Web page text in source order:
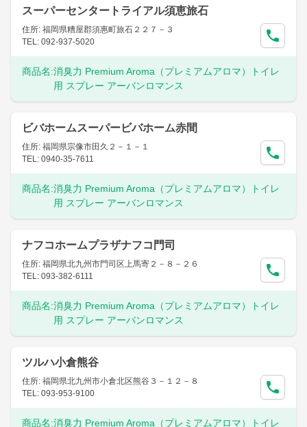
スーパーセンタートライアル須恵旅石
住所: 福岡県糟屋郡須惠町旅石２２７－３
TEL: 092-937-5020
商品名:消臭力 Premium Aroma（プレミアムアロマ）トイレ
用 スプレー アーバンロマンス
ビバホームスーパービバホーム赤間
住所: 福岡県宗像市田久２－１－１
TEL: 0940-35-7611
商品名:消臭力 Premium Aroma（プレミアムアロマ）トイレ
用 スプレー アーバンロマンス
ナフコホームプラザナフコ門司
住所: 福岡県北九州市門司区上馬寄２－８－２６
TEL: 093-382-6111
商品名:消臭力 Premium Aroma（プレミアムアロマ）トイレ
用 スプレー アーバンロマンス
ツルハ小倉熊谷
住所: 福岡県北九州市小倉北区熊谷３－１２－８
TEL: 093-953-9100
商品名:消臭力 Premium Aroma（プレミアムアロマ）トイレ